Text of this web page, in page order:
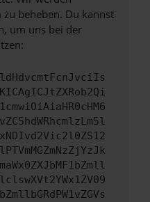
beheben. Du kannst
um uns bei der